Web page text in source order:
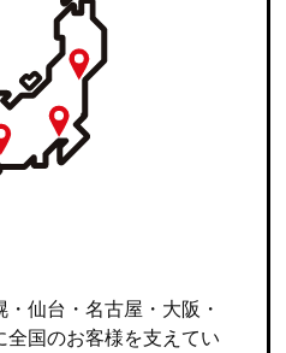
仙台・名古屋・大阪・
国のお客様を支えてい